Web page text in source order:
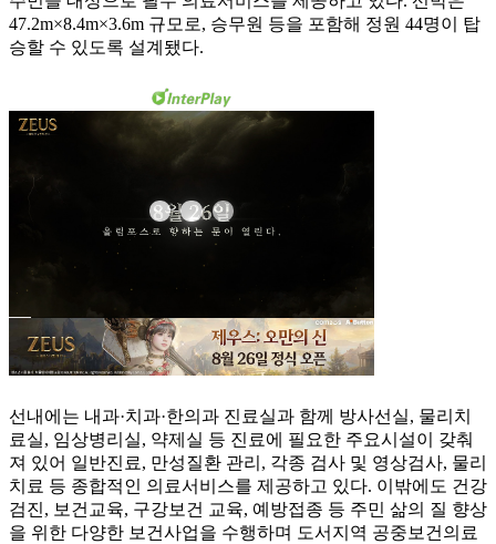
47.2m×8.4m×3.6m 규모로, 승무원 등을 포함해 정원 44명이 탑
승할 수 있도록 설계됐다.
선내에는 내과·치과·한의과 진료실과 함께 방사선실, 물리치
료실, 임상병리실, 약제실 등 진료에 필요한 주요시설이 갖춰
져 있어 일반진료, 만성질환 관리, 각종 검사 및 영상검사, 물리
치료 등 종합적인 의료서비스를 제공하고 있다. 이밖에도 건강
검진, 보건교육, 구강보건 교육, 예방접종 등 주민 삶의 질 향상
을 위한 다양한 보건사업을 수행하며 도서지역 공중보건의료